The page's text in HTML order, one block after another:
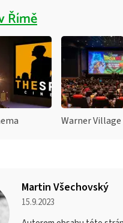
Římě
Warner
Martin Všechovský
15.9.2023